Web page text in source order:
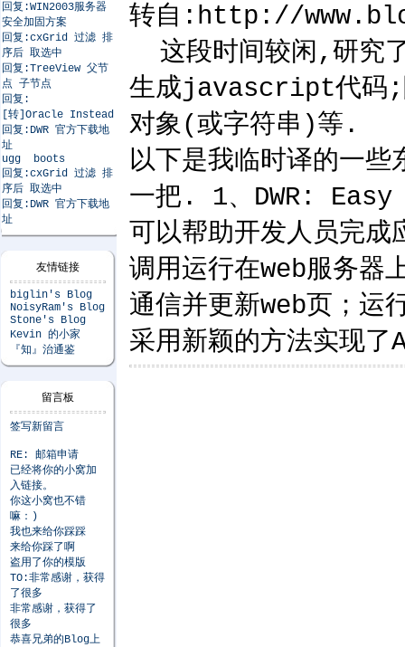
回复:WIN2003服务器
安全加固方案
回复:cxGrid 过滤 排
序后 取选中
回复:TreeView 父节
点 子节点
回复:
[转]Oracle Instead
回复:DWR 官方下载地
址
ugg boots
回复:cxGrid 过滤 排
序后 取选中
回复:DWR 官方下载地
址
友情链接
biglin's Blog
NoisyRam's Blog
Stone's Blog
Kevin 的小家
『知』治通鉴
留言板
签写新留言
RE: 邮箱申请
已经将你的小窝加
入链接。
你这小窝也不错
嘛：)
我也来给你踩踩
来给你踩了啊
盗用了你的模版
TO:非常感谢，获得
了很多
非常感谢，获得了
很多
恭喜兄弟的Blog上
转自:http://
这段时间较闲,研究
生成javascript代码
对象(或字符串)等.
以下是我临时译的一
一把. 1、DWR:
可以帮助开发人员完
调用运行在web服务
通信并更新web页；运
采用新颖的方法实现了